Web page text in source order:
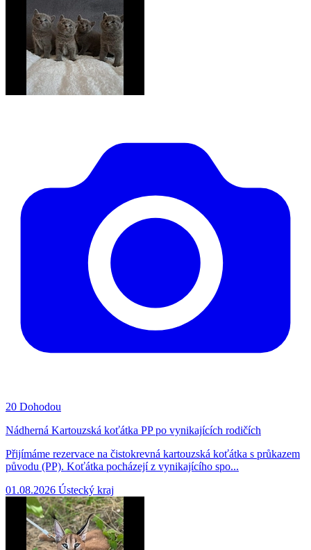
20 Dohodou
Nádherná Kartouzská koťátka PP po vynikajících rodičích
Přijímáme rezervace na čistokrevná kartouzská koťátka s průkazem
původu (PP). Koťátka pocházejí z vynikajícího spo...
01.08.2026 Ústecký kraj